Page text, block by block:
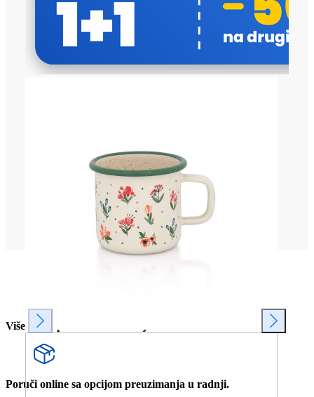
Više od 80 prodavnica u Srbiji.
Poruči online sa opcijom preuzimanja u radnji.